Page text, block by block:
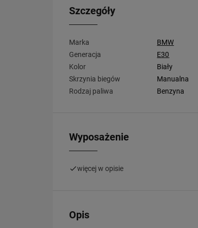
Szczegóły
Marka BMW
Generacja
E30
Kolor
Biały
Skrzynia biegów
Manualna
Rodzaj paliwa
Benzyna
Wyposażenie
więcej w opisie
Opis